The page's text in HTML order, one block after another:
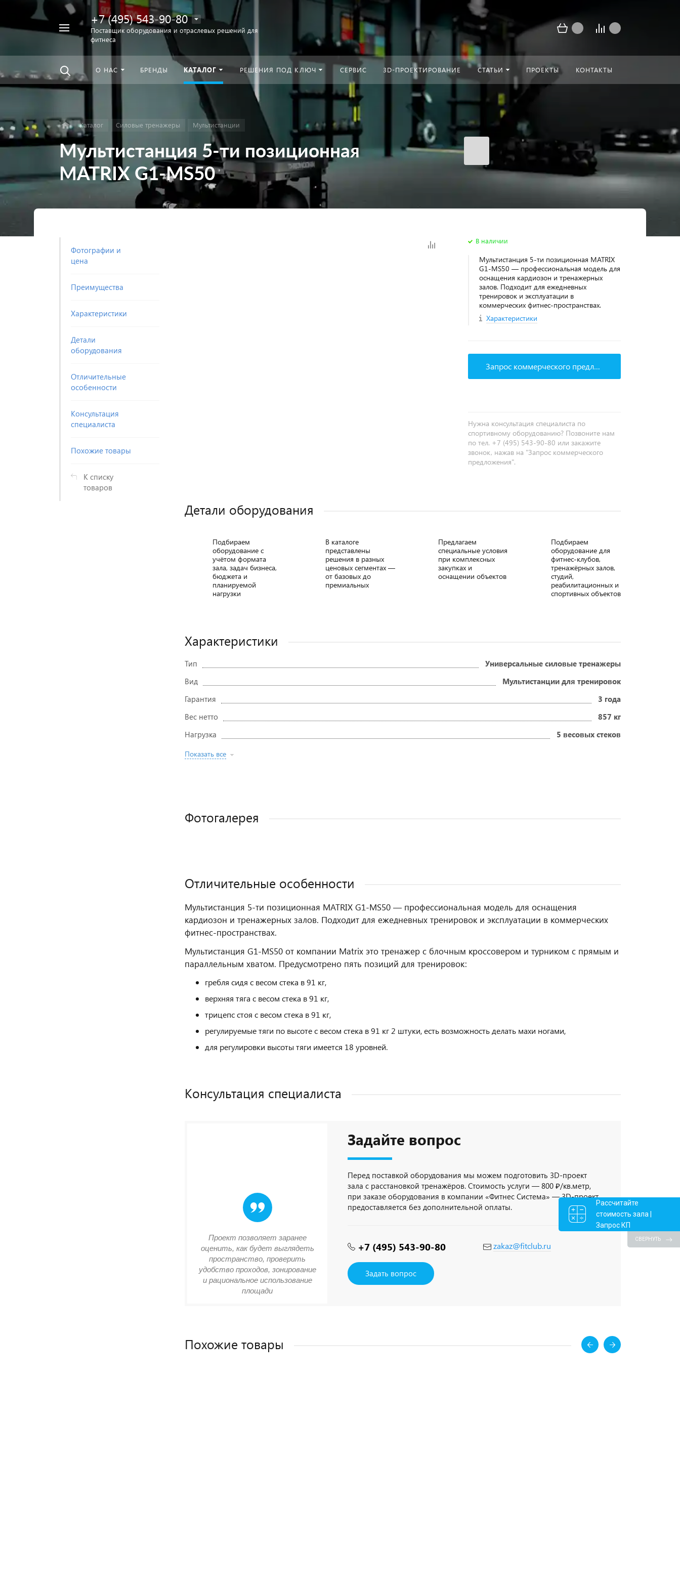
Например,
+7 (495) 543-90-80
Поставщик оборудования и отраслевых решений для
фитнеса
О НАС БРЕНДЫ КАТАЛОГ РЕШЕНИЯ ПОД КЛЮЧ СЕРВИС 3D-ПРОЕКТИРОВАНИЕ СТАТЬИ ПРОЕКТЫ КОНТАКТЫ
Каталог Силовые тренажеры Мультистанции
Мультистанция 5-ти позиционная
MATRIX G1-MS50
Фотографии и
цена
Преимущества
Характеристики
Детали
оборудования
Отличительные
особенности
Консультация
специалиста
Похожие товары
К списку
товаров
В наличии
Мультистанция 5-ти позиционная MATRIX
G1-MS50 — профессиональная модель для
оснащения кардиозон и тренажерных
залов. Подходит для ежедневных
тренировок и эксплуатации в
коммерческих фитнес‑пространствах.
Характеристики
Запрос коммерческого предложения
Нужна консультация специалиста по
спортивному оборудованию? Позвоните нам
по тел. +7 (495) 543-90-80 или закажите
звонок, нажав на "Запрос коммерческого
предложения".
Детали оборудования
Подбираем
оборудование с
учётом формата
зала, задач бизнеса,
бюджета и
планируемой
нагрузки
В каталоге
представлены
решения в разных
ценовых сегментах —
от базовых до
премиальных
Предлагаем
специальные условия
при комплексных
закупках и
оснащении объектов
Подбираем
оборудование для
фитнес-клубов,
тренажёрных залов,
студий,
реабилитационных и
спортивных объектов
Характеристики
Тип
Универсальные силовые тренажеры
Вид
Мультистанции для тренировок
Гарантия
3 года
Вес нетто
857 кг
Нагрузка
5 весовых стеков
Показать все
Фотогалерея
Отличительные особенности
Мультистанция 5-ти позиционная MATRIX G1-MS50 — профессиональная модель для оснащения
кардиозон и тренажерных залов. Подходит для ежедневных тренировок и эксплуатации в коммерческих
фитнес‑пространствах.
Мультистанция G1-MS50 от компании Matrix это тренажер с блочным кроссовером и турником с прямым и
параллельным хватом. Предусмотрено пять позиций для тренировок:
гребля сидя с весом стека в 91 кг,
верхняя тяга с весом стека в 91 кг,
трицепс стоя с весом стека в 91 кг,
регулируемые тяги по высоте с весом стека в 91 кг 2 штуки, есть возможность делать махи ногами,
для регулировки высоты тяги имеется 18 уровней.
Консультация специалиста
Задайте вопрос
Перед поставкой оборудования мы можем подготовить 3D-проект
зала с расстановкой тренажёров. Стоимость услуги — 800 ₽/кв.метр,
при заказе оборудования в компании «Фитнес Система» — 3D-проект
предоставляется без дополнительной оплаты.
+7 (495) 543-90-80 zakaz@fitclub.ru
Задать вопрос
Проект позволяет заранее
оценить, как будет выглядеть
пространство, проверить
удобство проходов, зонирование
и рациональное использование
площади
Похожие товары
Рассчитайте
стоимость зала |
Запрос КП
СВЕРНУТЬ